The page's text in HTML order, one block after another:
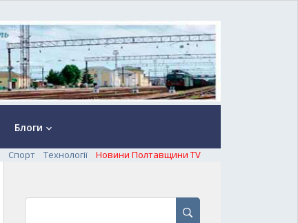
Блоги keyboard_arrow_down
Спорт Технології Новини Полтавщини TV